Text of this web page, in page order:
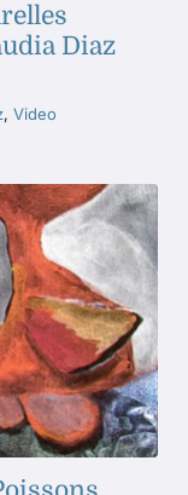
Diaz
, Video